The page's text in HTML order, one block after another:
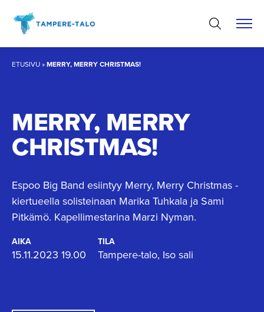
sisältöön
ETUSIVU»MERRY, MERRY CHRISTMAS!
MERRY, MERRY
CHRISTMAS!
Espoo Big Band esiintyy Merry, Merry Christmas -
kiertueella solisteinaan Marika Tuhkala ja Sami
Pitkämö. Kapellimestarina Marzi Nyman.
AIKA
15.11.2023 19.00
TILA
Tampere-talo, Iso sali